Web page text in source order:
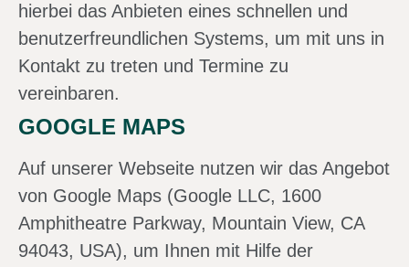
hierbei das Anbieten eines schnellen und
benutzerfreundlichen Systems, um mit uns in
Kontakt zu treten und Termine zu
vereinbaren.
GOOGLE MAPS
Auf unserer Webseite nutzen wir das Angebot
von Google Maps (Google LLC, 1600
Amphitheatre Parkway, Mountain View, CA
94043, USA), um Ihnen mit Hilfe der